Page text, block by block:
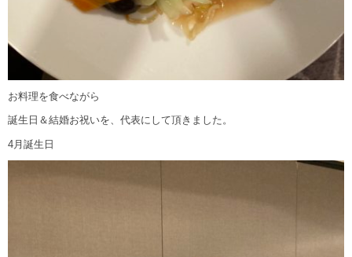
お料理を食べながら
誕生日＆結婚お祝いを、代表にして頂きました。
4月誕生日